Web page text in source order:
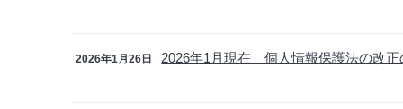
2026年1月26日 2026年1月現在 個人情報保護法の改正